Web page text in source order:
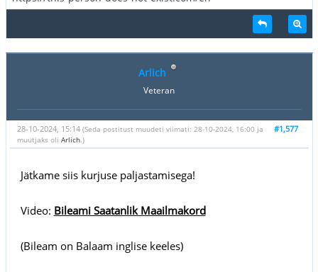
Arlich
Veteran
#1,577
28-10-2024, 15:14 (Seda postitust muudeti viimati: 28-10-2024, 16:00 ja
muutjaks oli Arlich.)
Jätkame siis kurjuse paljastamisega!
Video: Bileami Saatanlik Maailmakord
(Bileam on Balaam inglise keeles)